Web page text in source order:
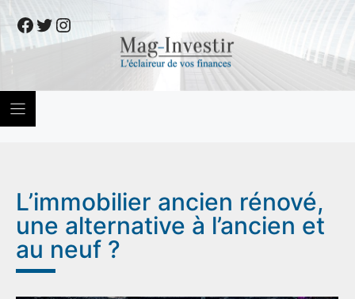
to
content
Facebook
Twitter
Instagram
L’immobilier ancien rénové,
une alternative à l’ancien et
au neuf ?